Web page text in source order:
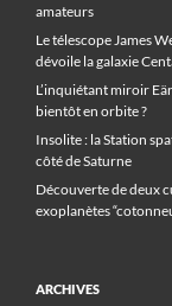
amateurs
Le télescope James
dévoile la galaxie
L’inquiétant miroir
bientôt en orbite ?
Insolite : la Station
côté de Saturne
Découverte de deux
exoplanètes
ARCHIVES